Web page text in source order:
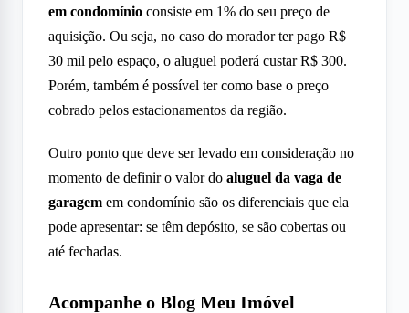
em condomínio consiste em 1% do seu preço de
aquisição. Ou seja, no caso do morador ter pago R$
30 mil pelo espaço, o aluguel poderá custar R$ 300.
Porém, também é possível ter como base o preço
cobrado pelos estacionamentos da região.
Outro ponto que deve ser levado em consideração no
momento de definir o valor do aluguel da vaga de
garagem em condomínio são os diferenciais que ela
pode apresentar: se têm depósito, se são cobertas ou
até fechadas.
Acompanhe o Blog Meu Imóvel